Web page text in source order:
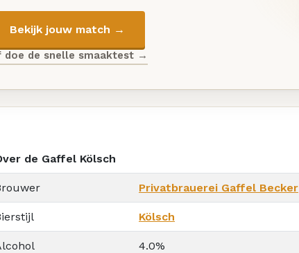
Bekijk jouw match →
doe de snelle smaaktest →
de Gaffel Kölsch
Privatbrauerei Gaffel Becker
Kölsch
4.0%